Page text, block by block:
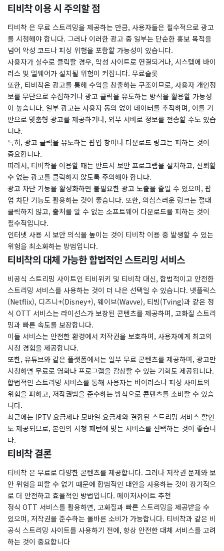
티비착 이용 시 주의할 점
티비착 은 무료 스트리밍을 제공하는 만큼, 사용자들은 필수적으로 광고
를 시청해야 합니다. 그러나 이러한 광고 중 일부는 단순한 홍보 목적을
넘어 악성 코드나 피싱 위험을 포함할 가능성이 있습니다.
사용자가 실수로 클릭할 경우, 악성 사이트로 연결되거나, 시스템에 바이
러스 및 멀웨어가 설치될 위험이 커집니다. 무료슬롯
또한, 티비착은 광고를 통해 수익을 창출하는 구조이므로, 사용자 개인정
보를 무단으로 수집하거나 광고 클릭을 유도하는 방식을 활용할 가능성
이 높습니다. 일부 광고는 사용자 동의 없이 데이터를 추적하며, 이를 기
반으로 맞춤형 광고를 제공하거나, 외부 서버로 정보를 전송할 수도 있습
니다.
특히, 광고 클릭을 유도하는 팝업 창이나 다운로드 링크는 피하는 것이
중요합니다.
따라서, 티비착을 이용할 때는 반드시 보안 프로그램을 설치하고, 신뢰할
수 없는 광고를 클릭하지 않도록 주의해야 합니다.
광고 차단 기능을 활성화하면 불필요한 광고 노출을 줄일 수 있으며, 팝
업 차단 기능도 활용하는 것이 좋습니다. 또한, 의심스러운 링크는 절대
클릭하지 않고, 출처를 알 수 없는 소프트웨어 다운로드를 피하는 것이
필수적입니다.
인터넷 사용 시 보안 의식을 높이는 것이 티비착 이용 중 발생할 수 있는
위험을 최소화하는 방법입니다.
티비착의 대체 가능한 합법적인 스트리밍 서비스
비공식 스트리밍 사이트인 티비위키 및 티비착 대신, 합법적이고 안전한
스트리밍 서비스를 사용하는 것이 더 나은 선택일 수 있습니다. 넷플릭스
(Netflix), 디즈니+(Disney+), 웨이브(Wavve), 티빙(Tving)과 같은 정
식 OTT 서비스는 라이선스가 보장된 콘텐츠를 제공하며, 고화질 스트리
밍과 빠른 속도를 보장합니다.
이들 서비스는 안전한 환경에서 저작권을 보호하며, 사용자에게 최고의
시청 경험을 제공합니다.
또한, 유튜브와 같은 플랫폼에서는 일부 무료 콘텐츠를 제공하며, 광고만
시청하면 무료로 영화나 프로그램을 감상할 수 있는 기회도 제공됩니다.
합법적인 스트리밍 서비스를 통해 사용자는 바이러스나 피싱 사이트의
위험을 피하고, 저작권법을 준수하는 방식으로 콘텐츠를 소비할 수 있습
니다.
최근에는 IPTV 요금제나 모바일 요금제와 결합된 스트리밍 서비스 할인
도 제공되므로, 본인의 시청 패턴에 맞는 서비스를 선택하는 것이 좋습니
다.
티비착 결론
티비착 은 무료로 다양한 콘텐츠를 제공합니다. 그러나 저작권 문제와 보
안 위험을 피할 수 없기 때문에 합법적인 대안을 사용하는 것이 장기적으
로 더 안전하고 효율적인 방법입니다. 메이저사이트 추천
정식 OTT 서비스를 활용하면, 고화질과 빠른 스트리밍을 제공받을 수
있으며, 저작권을 준수하는 올바른 소비가 가능합니다. 티비착과 같은 비
공식 스트리밍 사이트를 사용하기 전에, 항상 안전한 대체 서비스를 고려
하는 것이 중요합니다